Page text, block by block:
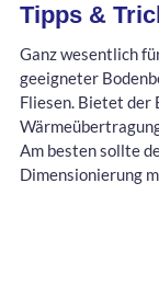
Tipps &
Ganz wesentlich
geeigneter
Fliesen. Bietet der
Am besten sollte
Dimensionierung